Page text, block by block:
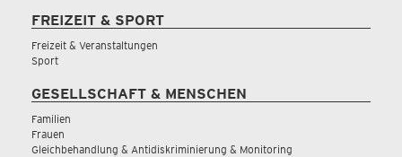
FREIZEIT & SPORT
Freizeit & Veranstaltungen
Sport
GESELLSCHAFT & MENSCHEN
Familien
Frauen
Gleichbehandlung & Antidiskriminierung & Monitoring